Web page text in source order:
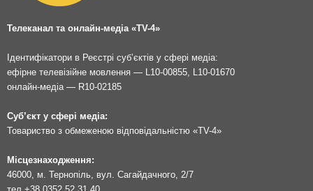
Телеканал та онлайн-медіа «TV-4»
Ідентифікатори в Реєстрі суб’єктів у сфері медіа:
ефірне телевізійне мовлення — L10-00855, L10-01670
онлайн-медіа — R10-02185
Суб’єкт у сфері медіа:
Товариство з обмеженою відповідальністю «TV-4»
Місцезнаходження:
46000, м. Тернопіль, вул. Сагайдачного, 2/7